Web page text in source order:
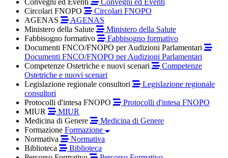
Circolari FNOPO
Circolari FNOPO
AGENAS
AGENAS
Ministero della Salute
Ministero della Salute
Fabbisogno formativo
Fabbisogno formativo
Documenti FNCO/FNOPO per Audizioni Parlamentari
Documenti FNCO/FNOPO per Audizioni Parlamentari
Competenze Ostetriche e nuovi scenari
Competenze
Ostetriche e nuovi scenari
Legislazione regionale consultori
Legislazione regionale
consultori
Protocolli d'intesa FNOPO
Protocolli d'intesa FNOPO
MIUR
MIUR
Medicina di Genere
Medicina di Genere
Formazione Formazione
Normativa
Normativa
Biblioteca
Biblioteca